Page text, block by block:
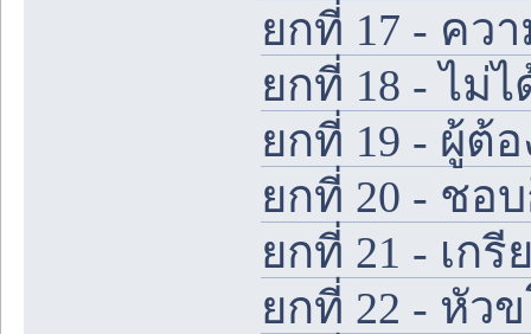
ยกที่ 17 - คว
ยกที่ 18 - ไม่
ยกที่ 19 - ผู้ต้
ยกที่ 20 - ชอ
ยกที่ 21 - เก
ยกที่ 22 - หัว